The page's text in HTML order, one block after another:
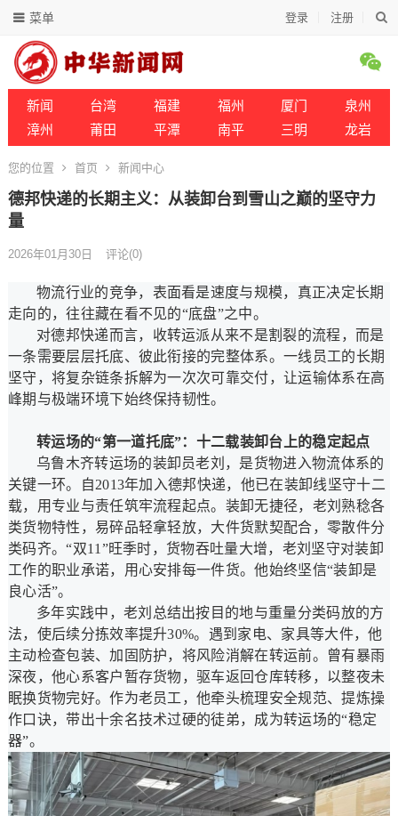
登录 注册
菜单
新闻 台湾 福建 福州 厦门
泉州
漳州
莆田 平潭 南平 三明 龙岩
您的位置 首页 新闻中心
德邦快递的长期主义：从装卸台到雪山之巅的坚守力
量
2026年01月30日 评论(0)
物流行业的竞争，表面看是速度与规模，真正决定长期
走向的，往往藏在看不见的“底盘”之中。
对德邦快递而言，收转运派从来不是割裂的流程，而是
一条需要层层托底、彼此衔接的完整体系。一线员工的长期
坚守，将复杂链条拆解为一次次可靠交付，让运输体系在高
峰期与极端环境下始终保持韧性。
转运场的“第一道托底”：十二载装卸台上的稳定起点
乌鲁木齐转运场的装卸员老刘，是货物进入物流体系的
关键一环。自2013年加入德邦快递，他已在装卸线坚守十二
载，用专业与责任筑牢流程起点。装卸无捷径，老刘熟稔各
类货物特性，易碎品轻拿轻放，大件货默契配合，零散件分
类码齐。“双11”旺季时，货物吞吐量大增，老刘坚守对装卸
工作的职业承诺，用心安排每一件货。他始终坚信“装卸是
良心活”。
多年实践中，老刘总结出按目的地与重量分类码放的方
法，使后续分拣效率提升30%。遇到家电、家具等大件，他
主动检查包装、加固防护，将风险消解在转运前。曾有暴雨
深夜，他心系客户暂存货物，驱车返回仓库转移，以整夜未
眠换货物完好。作为老员工，他牵头梳理安全规范、提炼操
作口诀，带出十余名技术过硬的徒弟，成为转运场的“稳定
器”。